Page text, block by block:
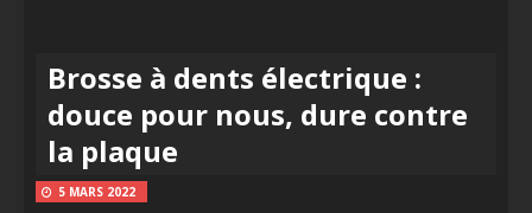
Brosse à dents électrique :
douce pour nous, dure contre
la plaque
5 MARS 2022